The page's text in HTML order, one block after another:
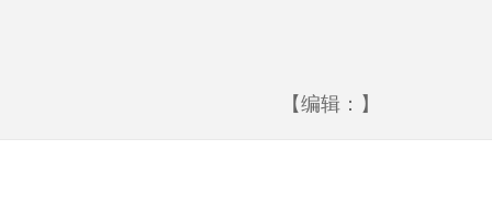
【编辑：】